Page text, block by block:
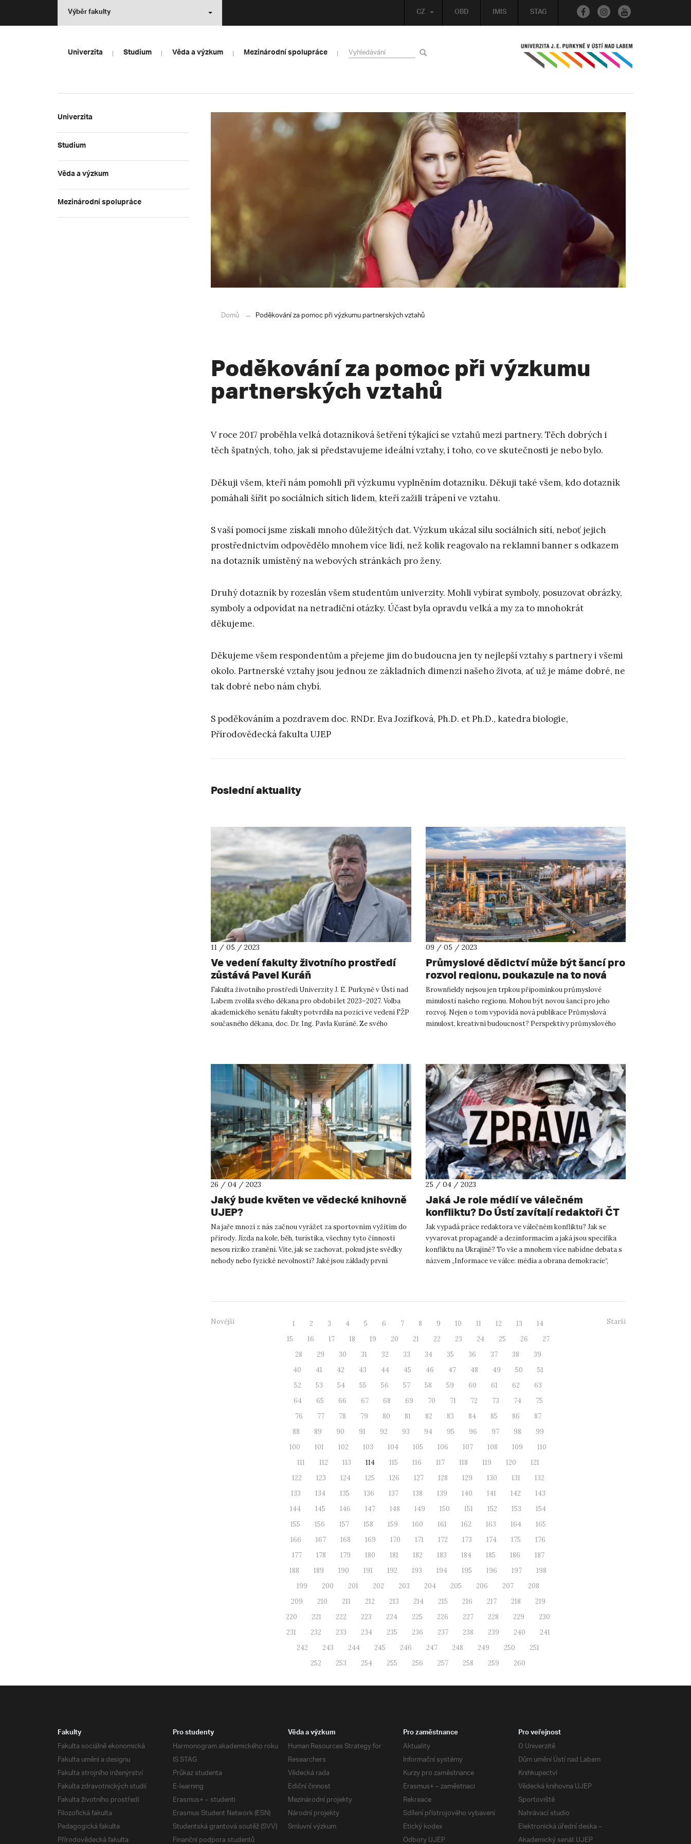
OBD IMIS STAG
CZ
Výběr fakulty
Univerzita Studium Věda a výzkum Mezinárodní spolupráce
Univerzita
Studium
Věda a výzkum
Mezinárodní spolupráce
Domů Poděkování za pomoc při výzkumu partnerských vztahů
Poděkování za pomoc při výzkumu
partnerských vztahů
V roce 2017 proběhla velká dotazníková šetření týkající se vztahů mezi partnery. Těch dobrých i
těch špatných, toho, jak si představujeme ideální vztahy, i toho, co ve skutečnosti je nebo bylo.
Děkuji všem, kteří nám pomohli při výzkumu vyplněním dotazníku. Děkuji také všem, kdo dotazník
pomáhali šířit po sociálních sítích lidem, kteří zažili trápení ve vztahu.
S vaší pomocí jsme získali mnoho důležitých dat. Výzkum ukázal sílu sociálních sítí, neboť jejich
prostřednictvím odpovědělo mnohem více lidí, než kolik reagovalo na reklamní banner s odkazem
na dotazník umístěný na webových stránkách pro ženy.
Druhý dotazník by rozeslán všem studentům univerzity. Mohli vybírat symboly, posuzovat obrázky,
symboly a odpovídat na netradiční otázky. Účast byla opravdu velká a my za to mnohokrát
děkujeme.
Děkujeme všem respondentům a přejeme jim do budoucna jen ty nejlepší vztahy s partnery i všemi
okolo. Partnerské vztahy jsou jednou ze základních dimenzí našeho života, ať už je máme dobré, ne
tak dobré nebo nám chybí.
S poděkováním a pozdravem doc. RNDr. Eva Jozífková, Ph.D. et Ph.D., katedra biologie,
Přírodovědecká fakulta UJEP
Poslední aktuality
11 / 05 / 2023
Ve vedení fakulty životního prostředí
zůstává Pavel Kuráň
Fakulta životního prostředí Univerzity J. E. Purkyně v Ústí nad
Labem zvolila svého děkana pro období let 2023–2027. Volba
akademického senátu fakulty potvrdila na pozici ve vedení FŽP
současného děkana, doc. Dr. Ing. Pavla Kuráně. Ze svého
09 / 05 / 2023
Průmyslové dědictví může být šancí pro
rozvoj regionu, poukazuje na to nová
publikace UJEP
Brownfieldy nejsou jen trpkou připomínkou průmyslové
minulosti našeho regionu. Mohou být novou šancí pro jeho
rozvoj. Nejen o tom vypovídá nová publikace Průmyslová
minulost, kreativní budoucnost? Perspektivy průmyslového
26 / 04 / 2023
Jaký bude květen ve vědecké knihovně
UJEP?
Na jaře mnozí z nás začnou vyrážet za sportovním vyžitím do
přírody. Jízda na kole, běh, turistika, všechny tyto činnosti
nesou riziko zranění. Víte, jak se zachovat, pokud jste svědky
nehody nebo fyzické nevolnosti? Jaké jsou základy první
25 / 04 / 2023
Jaká Je role médií ve válečném
konfliktu? Do Ústí zavítají redaktoři ČT
Jak vypadá práce redaktora ve válečném konfliktu? Jak se
vyvarovat propagandě a dezinformacím a jaká jsou specifika
konfliktu na Ukrajině? To vše a mnohem více nabídne debata s
názvem „Informace ve válce: média a obrana demokracie“,
Novější 1 2 3 4 5 6 7 8 9 10 11 12 13
14
15
16 17 18 19 20 21 22 23 24 25 26
27
28
29 30 31 32 33 34 35 36 37 38
39
40
41 42 43 44 45 46 47 48 49 50
51
52
53 54 55 56 57 58 59 60 61 62
63
64
65 66 67 68 69 70 71 72 73 74
75
76
77 78 79 80 81 82 83 84 85 86
87
88
89 90 91 92 93 94 95 96 97 98
99
100
101 102 103 104 105 106 107 108 109
110
111
112 113 114 115 116 117 118 119 120
121
122
123 124 125 126 127 128 129 130 131
132
133
134 135 136 137 138 139 140 141 142
143
144
145 146 147 148 149 150 151 152 153
154
155
156 157 158 159 160 161 162 163 164
165
166
167 168 169 170 171 172 173 174 175
176
177
178 179 180 181 182 183 184 185 186
187
188
189 190 191 192 193 194 195 196 197
198
199
200 201 202 203 204 205 206 207
208
209
210 211 212 213 214 215 216 217 218
219
220
221 222 223 224 225 226 227 228 229
230
231
232 233 234 235 236 237 238 239 240
241
242
243 244 245 246 247 248 249 250
251
252
253 254 255 256 257 258 259 260
Starší
Fakulty
Fakulta sociálně ekonomická
Fakulta umění a designu
Fakulta strojního inženýrství
Fakulta zdravotnických studií
Fakulta životního prostředí
Filozofická fakulta
Pedagogická fakulta
Přírodovědecká fakulta
Pro studenty
Harmonogram akademického roku
IS STAG
Průkaz studenta
E-learning
Erasmus+ – studenti
Erasmus Student Network (ESN)
Studentská grantová soutěž (SVV)
Finanční podpora studentů
Věda a výzkum
Human Resources Strategy for
Researchers
Vědecká rada
Ediční činnost
Mezinárodní projekty
Národní projekty
Smluvní výzkum
Pro zaměstnance
Aktuality
Informační systémy
Kurzy pro zaměstnance
Erasmus+ – zaměstnaci
Rekreace
Sdílení přístrojového vybavení
Etický kodex
Odbory UJEP
Pro veřejnost
O Univerzitě
Dům umění Ústí nad Labem
Knihkupectví
Vědecká knihovna UJEP
Sportoviště
Nahrávací studio
Elektronická úřední deska –
Akademický senát UJEP